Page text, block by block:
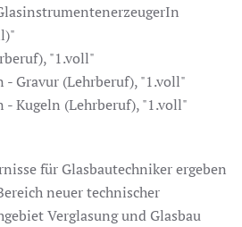
"1.voll"
Gravur (Lehrberuf), "1.voll"
Kugeln (Lehrberuf), "1.voll"
für Glasbautechniker ergeben
neuer technischer
Verglasung und Glasbau